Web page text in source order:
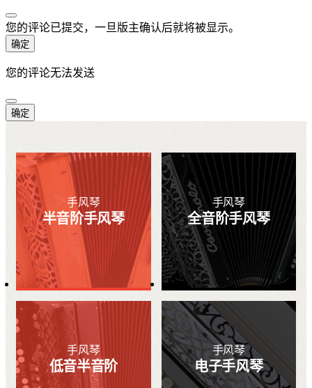
您的评论已提交，一旦版主确认后就将被显示。
确定
您的评论无法发送
确定
手风琴
半音阶手风琴
手风琴
全音阶手风琴
手风琴
低音半音阶
手风琴
电子手风琴